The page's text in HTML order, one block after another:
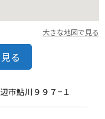
大きな地図で見る
る
市鮎川９９７−１